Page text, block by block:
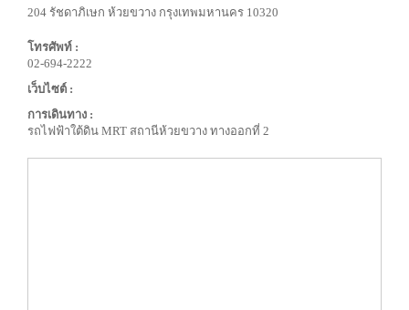
204 รัชดาภิเษก ห้วยขวาง กรุงเทพมหานคร 10320
โทรศัพท์ :
02-694-2222
เว็บไซต์ :
การเดินทาง :
รถไฟฟ้าใต้ดิน MRT สถานีห้วยขวาง ทางออกที่ 2